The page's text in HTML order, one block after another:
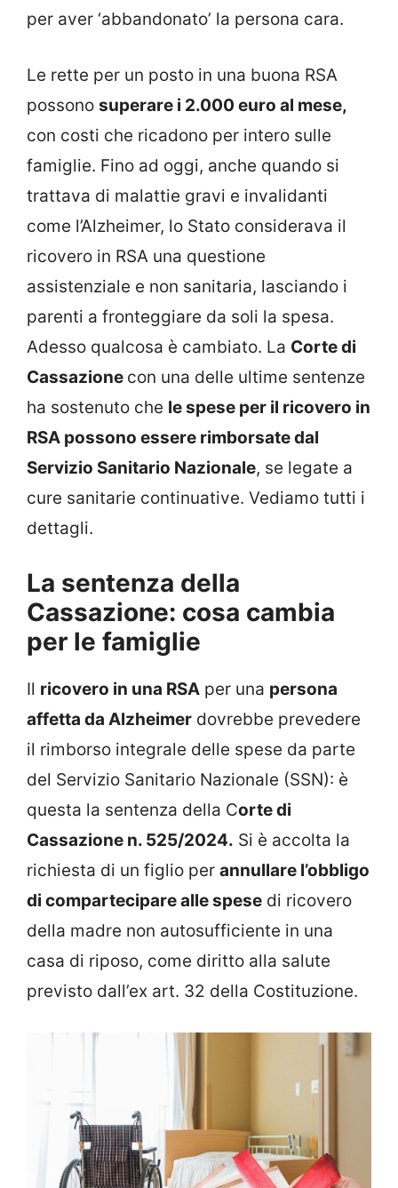
per aver ‘abbandonato’ la persona cara.
Le rette per un posto in una buona RSA
possono superare i 2.000 euro al mese,
con costi che ricadono per intero sulle
famiglie. Fino ad oggi, anche quando si
trattava di malattie gravi e invalidanti
come l’Alzheimer, lo Stato considerava il
ricovero in RSA una questione
assistenziale e non sanitaria, lasciando i
parenti a fronteggiare da soli la spesa.
Adesso qualcosa è cambiato. La Corte di
Cassazione con una delle ultime sentenze
ha sostenuto che le spese per il ricovero in
RSA possono essere rimborsate dal
Servizio Sanitario Nazionale, se legate a
cure sanitarie continuative. Vediamo tutti i
dettagli.
La sentenza della
Cassazione: cosa cambia
per le famiglie
Il ricovero in una RSA per una persona
affetta da Alzheimer dovrebbe prevedere
il rimborso integrale delle spese da parte
del Servizio Sanitario Nazionale (SSN): è
questa la sentenza della Corte di
Cassazione n. 525/2024. Si è accolta la
richiesta di un figlio per annullare l’obbligo
di compartecipare alle spese di ricovero
della madre non autosufficiente in una
casa di riposo, come diritto alla salute
previsto dall’ex art. 32 della Costituzione.